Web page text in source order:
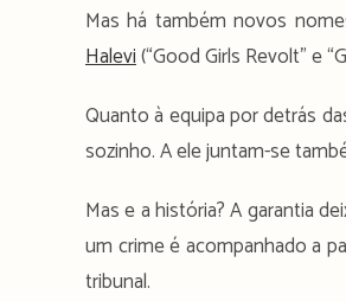
Mas há também novos
Halevi(“Good Girls Revolt” e
Quanto à equipa por detrás
sozinho. A ele juntam-se
Mas e a história? A garantia
um crime é acompanhado a
tribunal.